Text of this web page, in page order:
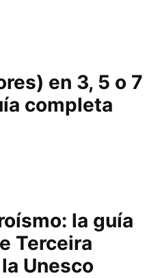
en 3, 5 o 7
completa
la guía
Terceira
Unesco